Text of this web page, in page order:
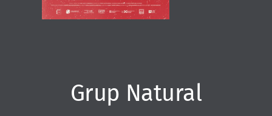
Grup Natural